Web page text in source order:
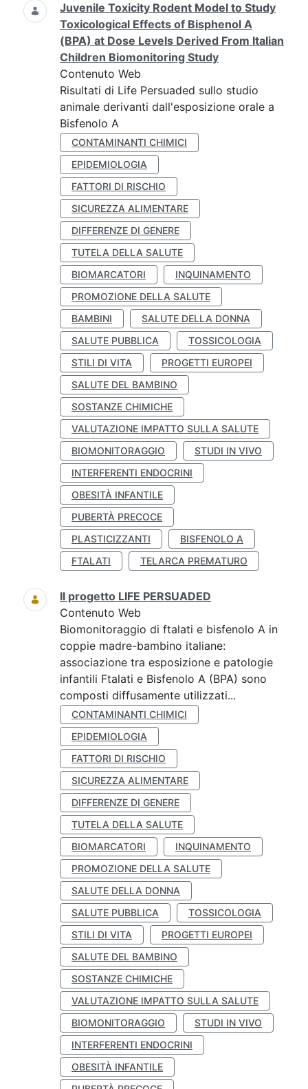
Juvenile Toxicity Rodent Model to Study
Toxicological Effects of Bisphenol A
(BPA) at Dose Levels Derived From Italian
Children Biomonitoring Study
Contenuto Web
Risultati di Life Persuaded sullo studio
animale derivanti dall'esposizione orale a
Bisfenolo A
CONTAMINANTI CHIMICI
EPIDEMIOLOGIA
FATTORI DI RISCHIO
SICUREZZA ALIMENTARE
DIFFERENZE DI GENERE
TUTELA DELLA SALUTE
BIOMARCATORI
INQUINAMENTO
PROMOZIONE DELLA SALUTE
BAMBINI
SALUTE DELLA DONNA
SALUTE PUBBLICA
TOSSICOLOGIA
STILI DI VITA
PROGETTI EUROPEI
SALUTE DEL BAMBINO
SOSTANZE CHIMICHE
VALUTAZIONE IMPATTO SULLA SALUTE
BIOMONITORAGGIO
STUDI IN VIVO
INTERFERENTI ENDOCRINI
OBESITÀ INFANTILE
PUBERTÀ PRECOCE
PLASTICIZZANTI
BISFENOLO A
FTALATI
TELARCA PREMATURO
Il progetto LIFE PERSUADED
Contenuto Web
Biomonitoraggio di ftalati e bisfenolo A in
coppie madre-bambino italiane:
associazione tra esposizione e patologie
infantili Ftalati e Bisfenolo A (BPA) sono
composti diffusamente utilizzati...
CONTAMINANTI CHIMICI
EPIDEMIOLOGIA
FATTORI DI RISCHIO
SICUREZZA ALIMENTARE
DIFFERENZE DI GENERE
TUTELA DELLA SALUTE
BIOMARCATORI
INQUINAMENTO
PROMOZIONE DELLA SALUTE
SALUTE DELLA DONNA
SALUTE PUBBLICA
TOSSICOLOGIA
STILI DI VITA
PROGETTI EUROPEI
SALUTE DEL BAMBINO
SOSTANZE CHIMICHE
VALUTAZIONE IMPATTO SULLA SALUTE
BIOMONITORAGGIO
STUDI IN VIVO
INTERFERENTI ENDOCRINI
OBESITÀ INFANTILE